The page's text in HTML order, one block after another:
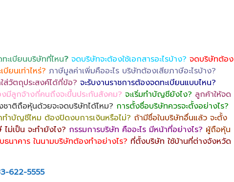
ะเบียนบริษัทที่ไหน? จดบริษัทจะต้องใช้เอกสารอะไรบ้าง? จดบริษัทต้อง
ยนเท่าไหร่? ภาษีมูลค่าเพิ่มคืออะไร บริษัทต้องเสียภาษีอะไรบ้าง?
ส่วัตถุประสงค์ได้กี่ข้อ? จะรับงานราชการต้องจดทะเบียนแบบไหน?
มีลูกจ้างกี่คนถึงจะขึ้นประกันสังคม? จะเริ่มทำบัญชียังไง? ลูกค้าให้จด
ชาติถือหุ้นด้วยจะจดบริษัทได้ไหม? การตั้งชื่อบริษัทควรจะตั้งอย่างไร?
ำบัญชีไหม ต้องปิดงบการเงินหรือไม่? ถ้ามีชื่อในบริษัทอื่นแล้ว จะตั้ง
ม่เป็น จะทำยังไง? กรรมการบริษัท คืออะไร มีหน้าที่อย่างไร? ผู้ถือหุ้น
นาคาร ในนามบริษัทต้องทำอย่างไร? ที่ตั้งบริษัท ใช้บ้านที่ต่างจังหวัด
622-5555